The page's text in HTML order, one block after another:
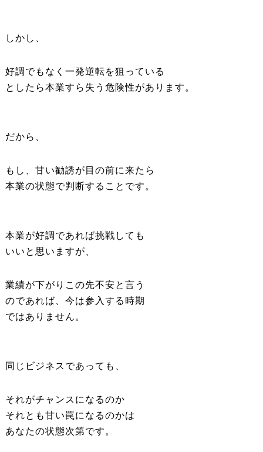
しかし、
好調でもなく一発逆転を狙っている
としたら本業すら失う危険性があります。
だから、
もし、甘い勧誘が目の前に来たら
本業の状態で判断することです。
本業が好調であれば挑戦しても
いいと思いますが、
業績が下がりこの先不安と言う
のであれば、今は参入する時期
ではありません。
同じビジネスであっても、
それがチャンスになるのか
それとも甘い罠になるのかは
あなたの状態次第です。